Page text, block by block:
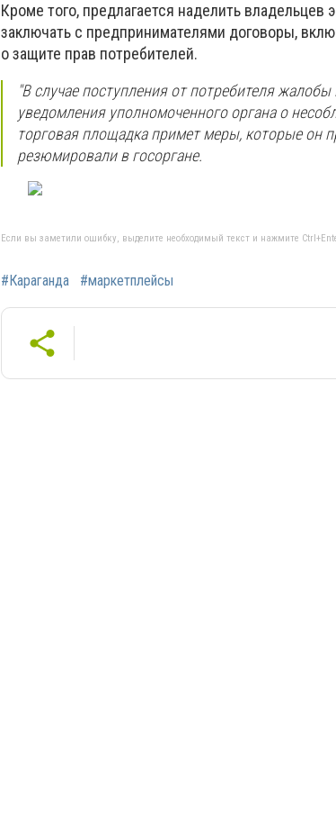
Кроме того, предлагается наделить
заключать с предпринимателями договоры,
о защите прав потребителей.
"В случае поступления от потребителя
уведомления уполномоченного органа о
торговая площадка примет меры, которые он
резюмировали в госоргане.
Если вы заметили ошибку, выделите необходимый текст и нажмите
#Караганда #маркетплейсы